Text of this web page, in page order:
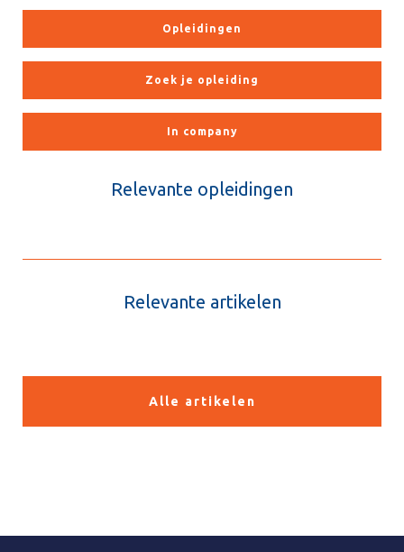
Opleidingen
Zoek je opleiding
In company
Relevante opleidingen
Relevante artikelen
Alle artikelen